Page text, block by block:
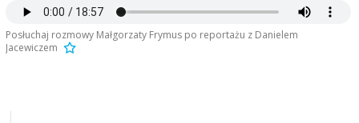
Posłuchaj rozmowy Małgorzaty Frymus po reportażu z Danielem
Jacewiczem